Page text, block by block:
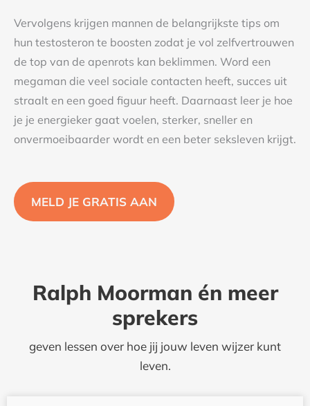
Vervolgens krijgen mannen de belangrijkste tips om
hun testosteron te boosten zodat je vol zelfvertrouwen
de top van de apenrots kan beklimmen. Word een
megaman die veel sociale contacten heeft, succes uit
straalt en een goed figuur heeft. Daarnaast leer je hoe
je je energieker gaat voelen, sterker, sneller en
onvermoeibaarder wordt en een beter seksleven krijgt.
MELD JE GRATIS AAN
Ralph Moorman én meer
sprekers
geven lessen over hoe jij jouw leven wijzer kunt
leven.